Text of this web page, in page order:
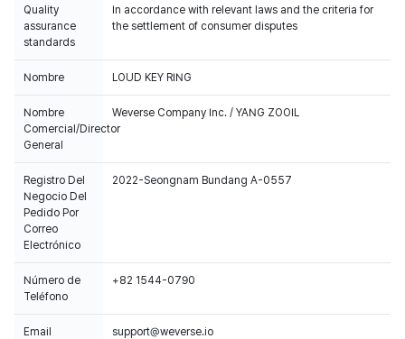
Quality
assurance
standards
In accordance with relevant laws and the criteria for
the settlement of consumer disputes
Nombre LOUD KEY RING
Nombre
Comercial/Director
General
Weverse Company Inc. / YANG ZOOIL
Registro Del
Negocio Del
Pedido Por
Correo
Electrónico
2022-Seongnam Bundang A-0557
Número de
Teléfono
+82 1544-0790
Email support@weverse.io